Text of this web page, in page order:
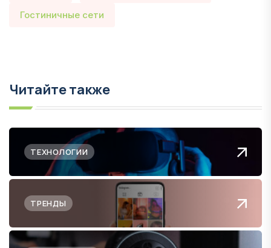
Гостиничные сети
Читайте также
ТЕХНОЛОГИИ
ТРЕНДЫ